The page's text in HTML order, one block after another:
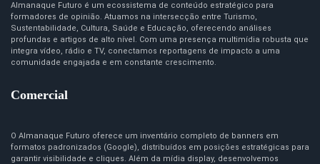
Almanaque Futuro é um ecossistema de conteúdo estratégico para
formadores de opinião. Atuamos na intersecção entre Turismo,
Sustentabilidade, Cultura, Saúde e Educação, oferecendo análises
profundas e artigos de alto nível. Com uma presença multimídia robusta que
integra vídeo, rádio e TV, conectamos reportagens de impacto a uma
comunidade engajada e em constante crescimento.
Comercial
O Almanaque Futuro oferece um inventário completo de banners em
formatos padronizados (Google), distribuídos em posições estratégicas para
garantir visibilidade e cliques. Além da mídia display, desenvolvemos